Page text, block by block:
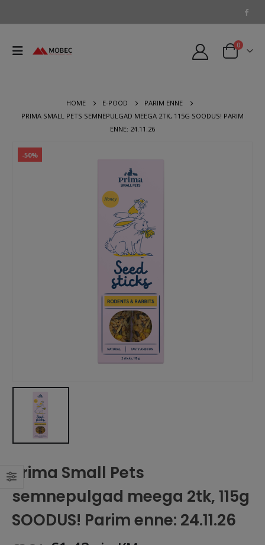
0
HOME E-POOD
PARIM ENNE
PRIMA SMALL PETS SEMNEPULGAD MEEGA 2TK, 115G SOODUS! PARIM
ENNE: 24.11.26
-50%
Prima Small Pets
semnepulgad meega 2tk, 115g
SOODUS! Parim enne: 24.11.26